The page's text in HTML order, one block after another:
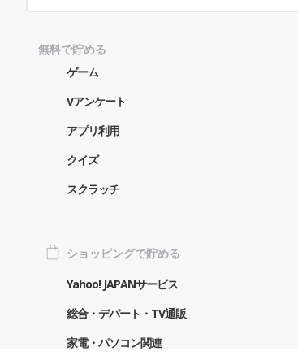
無料で貯める
ゲーム
Vアンケート
アプリ利用
クイズ
スクラッチ
ショッピングで貯める
Yahoo! JAPANサービス
総合・デパート・TV通販
家電・パソコン関連